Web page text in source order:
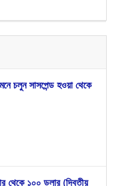
সাসপেন্ড হওয়া থেকে
থেকে ১০০ ডলার (দ্বিতীয়